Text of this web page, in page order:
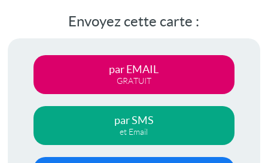
vidéo
Envoyez cette carte :
par EMAIL
GRATUIT
par SMS
et Email